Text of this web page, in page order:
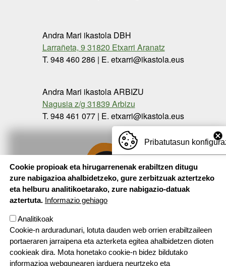
Andra Mari ikastola DBH
Larrañeta, 9 31820 Etxarri Aranatz
T. 948 460 286 | E. etxarri@ikastola.eus
Andra Mari ikastola ARBIZU
Nagusia z/g 31839 Arbizu
T. 948 461 077 | E. etxarri@ikastola.eus
Pribatutasun
Cookie propioak eta hirugarrenenak erabiltzen ditugu
zure nabigazioa ahalbidetzeko, gure zerbitzuak aztertzeko
eta helburu analitikoetarako, zure nabigazio-datuak
aztertuta. Informazio gehiago
Analitikoak
Cookie-n arduradunari, lotuta dauden web orrien erabiltzaileen
portaeraren jarraipena eta azterketa egitea ahalbidetzen dioten
cookieak dira. Mota honetako cookie-n bidez bildutako
informazioa webgunearen jarduera neurtzeko eta